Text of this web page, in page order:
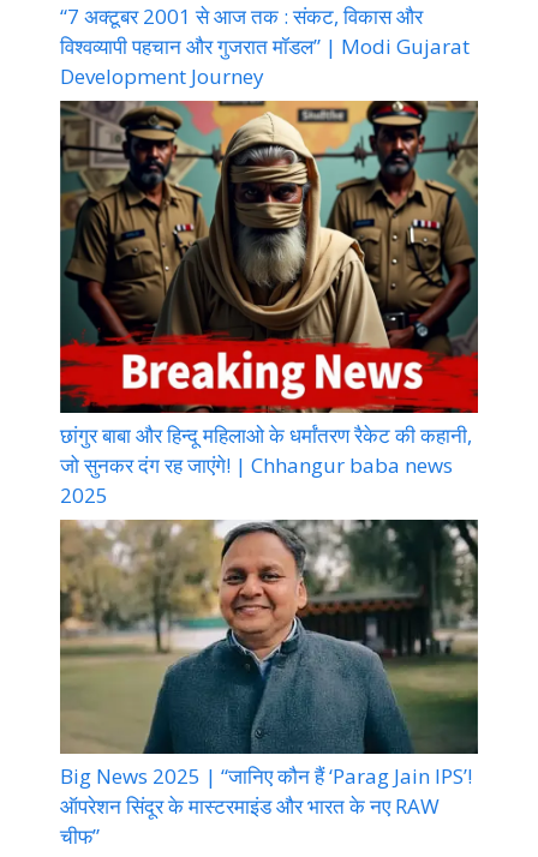
“7 अक्टूबर 2001 से आज तक : संकट, विकास और
विश्वव्यापी पहचान और गुजरात मॉडल” | Modi Gujarat
Development Journey
छांगुर बाबा और हिन्दू महिलाओ के धर्मांतरण रैकेट की कहानी,
जो सुनकर दंग रह जाएंगे! | Chhangur baba news
2025
Big News 2025 | “जानिए कौन हैं ‘Parag Jain IPS’!
ऑपरेशन सिंदूर के मास्टरमाइंड और भारत के नए RAW
चीफ”